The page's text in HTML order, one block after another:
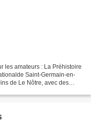
les amateurs : La Préhistoire
Saint-Germain-en-
de Le Nôtre, avec des